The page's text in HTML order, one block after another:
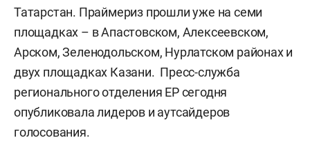
Татарстан. Праймериз прошли уже на семи
площадках – в Апастовском, Алексеевском,
Арском, Зеленодольском, Нурлатском районах и
двух площадках Казани. Пресс-служба
регионального отделения ЕР сегодня
опубликовала лидеров и аутсайдеров
голосования.